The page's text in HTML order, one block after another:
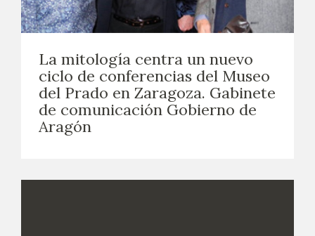
La mitología centra un nuevo
ciclo de conferencias del Museo
del Prado en Zaragoza. Gabinete
de comunicación Gobierno de
Aragón